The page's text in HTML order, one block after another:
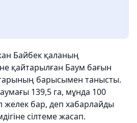
Байбек қаланың
қайтарылған Баум бағын
барысымен танысты.
139,5 га, мұнда 100
бар, деп хабарлайды
сілтеме жасап.